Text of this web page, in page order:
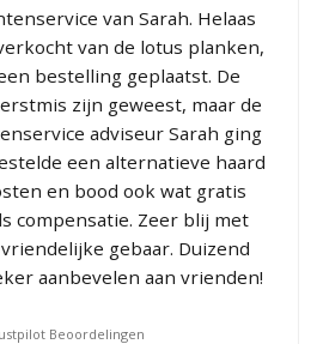
van Sarah. Helaas
van de lotus planken,
bestelling geplaatst. De
zijn geweest, maar de
adviseur Sarah ging
een alternatieve haard
en bood ook wat gratis
compensatie. Zeer blij met
gebaar. Duizend
aanbevelen aan vrienden!
Beoordelingen